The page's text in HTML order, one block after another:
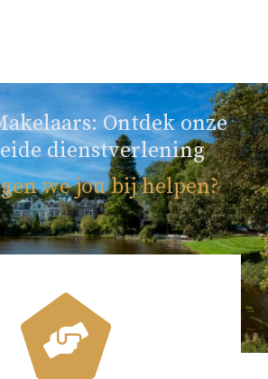
Ontdek onze
dienstverlening
we jou bij helpen?